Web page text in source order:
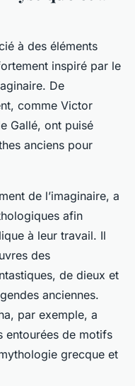
à des éléments
inspiré par le
De
comme Victor
Gallé, ont puisé
anciens pour
de l’imaginaire, a
afin
à leur travail. Il
des
de dieux et
anciennes.
par exemple, a
entourées de motifs
grecque et